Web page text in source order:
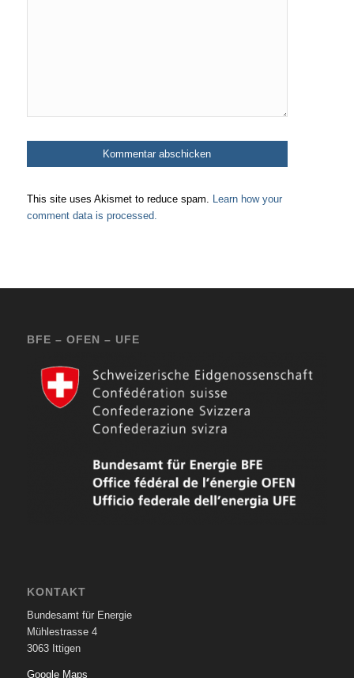
This site uses Akismet to reduce spam.
Learn how your
comment data is processed.
BFE – OFEN – UFE
KONTAKT
Bundesamt für Energie
Mühlestrasse 4
3063 Ittigen
Google Maps